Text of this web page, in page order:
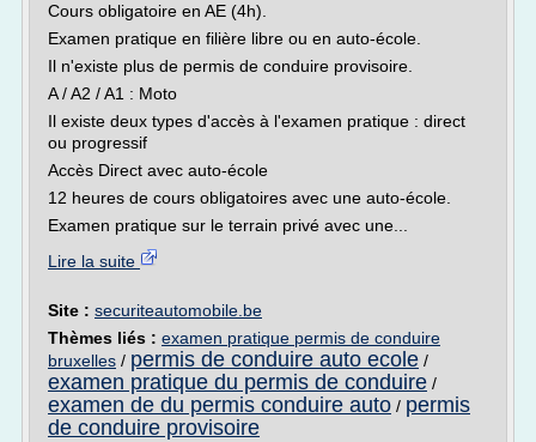
Cours obligatoire en AE (4h).
Examen pratique en filière libre ou en auto-école.
Il n'existe plus de permis de conduire provisoire.
A / A2 / A1 : Moto
Il existe deux types d'accès à l'examen pratique : direct
ou progressif
Accès Direct avec auto-école
12 heures de cours obligatoires avec une auto-école.
Examen pratique sur le terrain privé avec une...
Lire la suite
Site : securiteautomobile.be
Thèmes liés : examen pratique permis de conduire
bruxelles / permis de conduire auto ecole /
examen pratique du permis de conduire /
examen de du permis conduire auto / permis
de conduire provisoire